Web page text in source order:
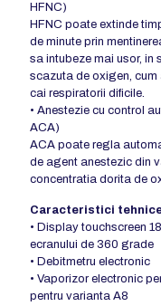
HFNC)
HFNC poate extinde
de minute prin
sa intubeze mai usor, in
scazuta de oxigen,
cai respiratorii dificile.
• Anestezie cu control
ACA)
ACA poate regla
de agent anestezic din
concentratia dorita de
Caracteristici
• Display touchscreen
ecranului de 360 grade
• Debitmetru electronic
• Vaporizor electronic
pentru varianta A8